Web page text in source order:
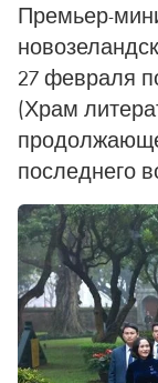
Премьер-
27 февраля
(Храм
последнего